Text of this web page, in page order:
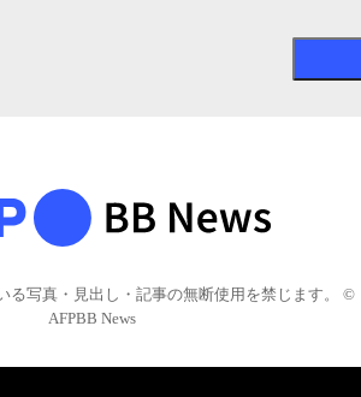
る写真・見出し・記事の無断使用を禁じます。 ©
AFPBB News